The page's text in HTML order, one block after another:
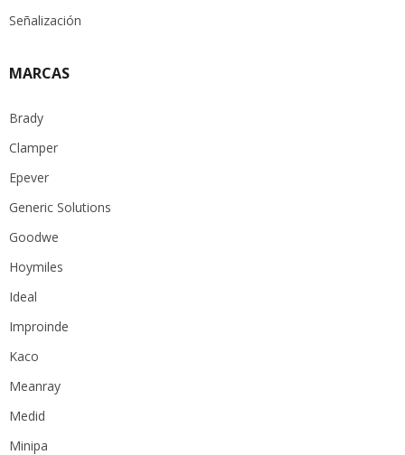
Señalización
MARCAS
Brady
Clamper
Epever
Generic Solutions
Goodwe
Hoymiles
Ideal
Improinde
Kaco
Meanray
Medid
Minipa